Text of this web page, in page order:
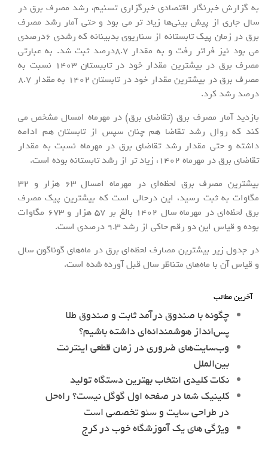
به گزارش خبرنگار اقتصادی خبرگزاری تسنیم، رشد مصرف برق در
سال جاری از پیش بینی‌ها زیاد تر می بود و حتی آمار رشد مصرف
برق در زمان پیک تابستانه از سناریوی بدبینانه که رشدی 6درصدی
می بود نیز فراتر رفت و به مقدار 8.7درصد ثبت شد. به عبارتی
مصرف برق در بیشترین مقدار خود در تاببستان 1403 نسبت به
مصرف برق در بیشترین مقدار خود در تابستان 1402 به مقدار 8.7
درصد رشد کرد.
بازدید آمار مصرف برق (تقاضای برق) در مهرماه امسال مشخص می
کند که روال رشد تقاضا هم چنان سپس از تابستان هم ادامه
داشته و حتی مقدار رشد تقاضای برق در مهرماه نسبت به مقدار
تقاضای برق در مهرماه 1402، زیاد تر از رشد تابستانه بوده است.
بیشترین مصرف برق لحظه‌ای در مهرماه امسال 63 هزار و 32
مگاوات به ثبت رسید، این درحالی است که بیشترین پیک مصرف
برق لحظه‌ای در مهرماه سال 1402 بالغ بر 57 هزار و 673 مگاوات
بوده و قیاس این دو رقم حاکی از رشد 9.3 درصدی است.
در جدول زیر بیشترین مصارف لحظه‌ای برق در ماه‌های گوناگون سال
و قیاس آن با ماه‌های متناظر سال قبل آورده شده است.
آخرین مطالب
چگونه با صندوق درآمد ثابت و صندوق طلا
پس‌انداز هوشمندانه‌ای داشته باشیم؟
وب‌سایت‌های ضروری در زمان قطعی اینترنت
بین‌الملل
نکات کلیدی انتخاب بهترین دستگاه تولید
کلینیک شما در صفحه اول گوگل نیست؟ راه‌حل
در طراحی سایت و سئو تخصصی است
ویژگی های یک آموزشگاه خوب در کرج